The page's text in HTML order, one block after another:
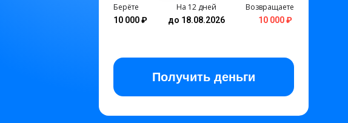
Берёте
10 000 ₽
На 12 дней
до 18.08.2026
Возвращаете
10 000 ₽
Получить деньги